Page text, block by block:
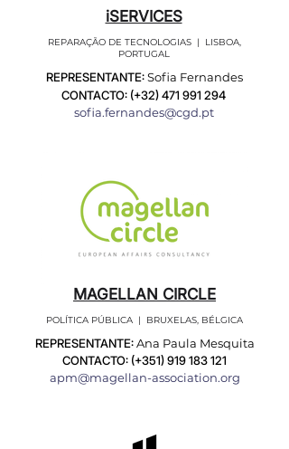
iSERVICES
REPARAÇÃO DE TECNOLOGIAS | LISBOA,
PORTUGAL
REPRESENTANTE:Sofia Fernandes
CONTACTO: (+32)471 991 294
sofia.fernandes@cgd.pt
MAGELLAN CIRCLE
POLÍTICA PÚBLICA | BRUXELAS, BÉLGICA
REPRESENTANTE:Ana Paula Mesquita
CONTACTO: (+351)919 183 121
apm@magellan-association.org